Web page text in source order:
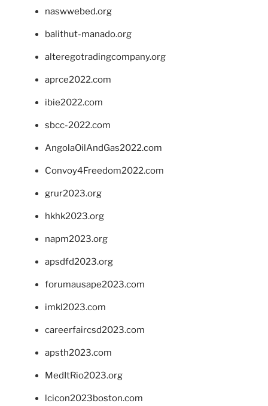
naswwebed.org
balithut-manado.org
alteregotradingcompany.org
aprce2022.com
ibie2022.com
sbcc-2022.com
AngolaOilAndGas2022.com
Convoy4Freedom2022.com
grur2023.org
hkhk2023.org
napm2023.org
apsdfd2023.org
forumausape2023.com
imkl2023.com
careerfaircsd2023.com
apsth2023.com
MedItRio2023.org
lcicon2023boston.com